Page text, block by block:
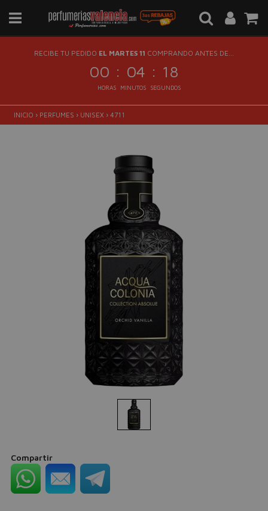
RECIBE TU PEDIDO EL MARTES 11 COMPRANDO ANTES DE...
00 : 04 : 17
HORAS MINUTOS SEGUNDOS
INICIO › PERFUMES › UNISEX › 4711
Compartir